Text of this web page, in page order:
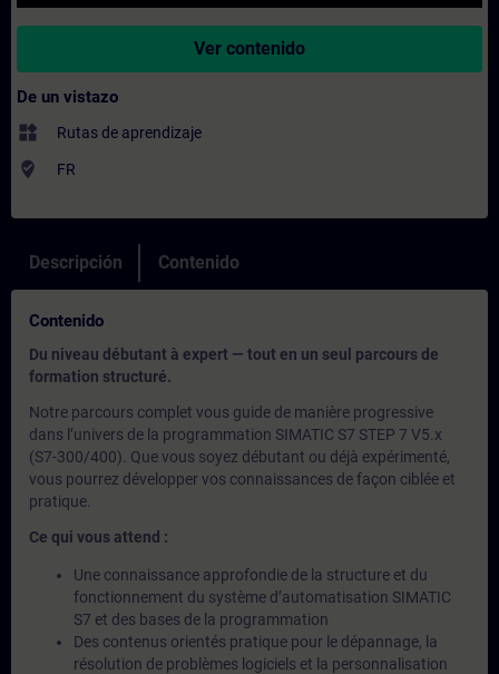
Ver contenido
De un vistazo
widgets Rutas de aprendizaje
where_to_vote FR
Descripción Contenido
Contenido
Du niveau débutant à expert — tout en un seul parcours de
formation structuré.
Notre parcours complet vous guide de manière progressive
dans l’univers de la programmation SIMATIC S7 STEP 7 V5.x
(S7-300/400). Que vous soyez débutant ou déjà expérimenté,
vous pourrez développer vos connaissances de façon ciblée et
pratique.
Ce qui vous attend :
Une connaissance approfondie de la structure et du
fonctionnement du système d’automatisation SIMATIC
S7 et des bases de la programmation
Des contenus orientés pratique pour le dépannage, la
résolution de problèmes logiciels et la personnalisation